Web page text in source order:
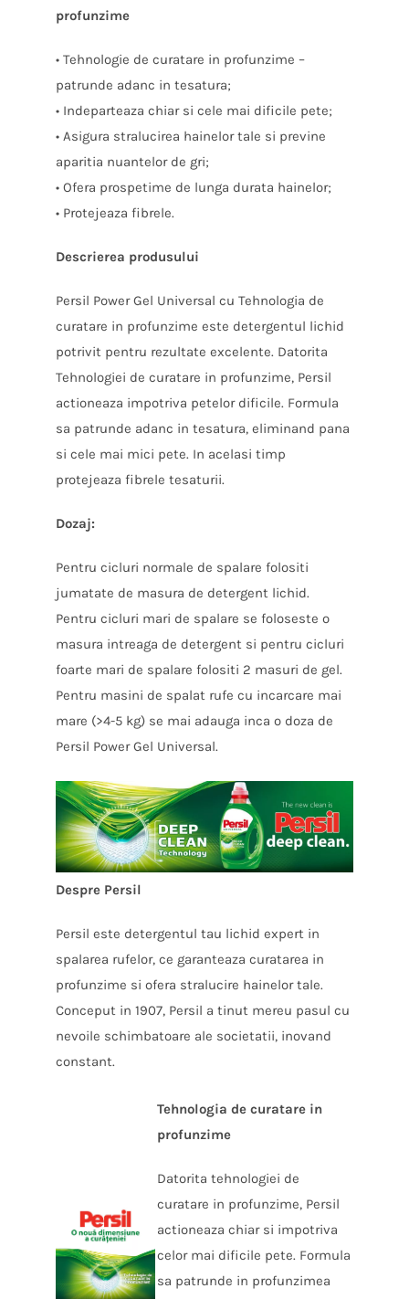
profunzime
• Tehnologie de curatare in profunzime –
patrunde adanc in tesatura;
• Indeparteaza chiar si cele mai dificile pete;
• Asigura stralucirea hainelor tale si previne
aparitia nuantelor de gri;
• Ofera prospetime de lunga durata hainelor;
• Protejeaza fibrele.
Descrierea produsului
Persil Power Gel Universal cu Tehnologia de
curatare in profunzime este detergentul lichid
potrivit pentru rezultate excelente. Datorita
Tehnologiei de curatare in profunzime, Persil
actioneaza impotriva petelor dificile. Formula
sa patrunde adanc in tesatura, eliminand pana
si cele mai mici pete. In acelasi timp
protejeaza fibrele tesaturii.
Dozaj:
Pentru cicluri normale de spalare folositi
jumatate de masura de detergent lichid.
Pentru cicluri mari de spalare se foloseste o
masura intreaga de detergent si pentru cicluri
foarte mari de spalare folositi 2 masuri de gel.
Pentru masini de spalat rufe cu incarcare mai
mare (>4-5 kg) se mai adauga inca o doza de
Persil Power Gel Universal.
Despre Persil
Persil este detergentul tau lichid expert in
spalarea rufelor, ce garanteaza curatarea in
profunzime si ofera stralucire hainelor tale.
Conceput in 1907, Persil a tinut mereu pasul cu
nevoile schimbatoare ale societatii, inovand
constant.
Tehnologia de curatare in
profunzime
Datorita tehnologiei de
curatare in profunzime, Persil
actioneaza chiar si impotriva
celor mai dificile pete. Formula
sa patrunde in profunzimea